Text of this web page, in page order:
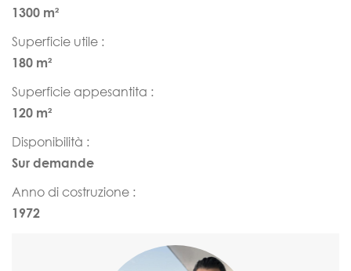
1300 m²
Superficie utile :
180 m²
Superficie appesantita :
120 m²
Disponibilità :
Sur demande
Anno di costruzione :
1972